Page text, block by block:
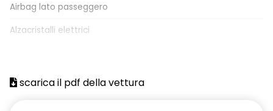
Airbag lato passeggero
Alzacristalli elettrici
Batteria
scarica il pdf della vettura